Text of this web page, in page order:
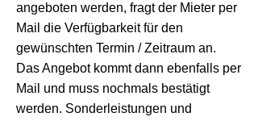
angeboten werden, fragt der Mieter per
Mail die Verfügbarkeit für den
gewünschten Termin / Zeitraum an.
Das Angebot kommt dann ebenfalls per
Mail und muss nochmals bestätigt
werden. Sonderleistungen und